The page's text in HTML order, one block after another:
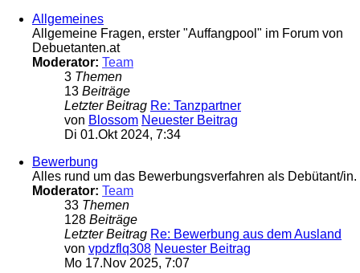
Allgemeines
Allgemeine Fragen, erster "Auffangpool" im Forum von
Debuetanten.at
Moderator: Team
3 Themen
13 Beiträge
Letzter Beitrag Re: Tanzpartner
von Blossom Neuester Beitrag
Di 01.Okt 2024, 7:34
Bewerbung
Alles rund um das Bewerbungsverfahren als Debütant/in.
Moderator: Team
33 Themen
128 Beiträge
Letzter Beitrag Re: Bewerbung aus dem Ausland
von vpdzflq308 Neuester Beitrag
Mo 17.Nov 2025, 7:07